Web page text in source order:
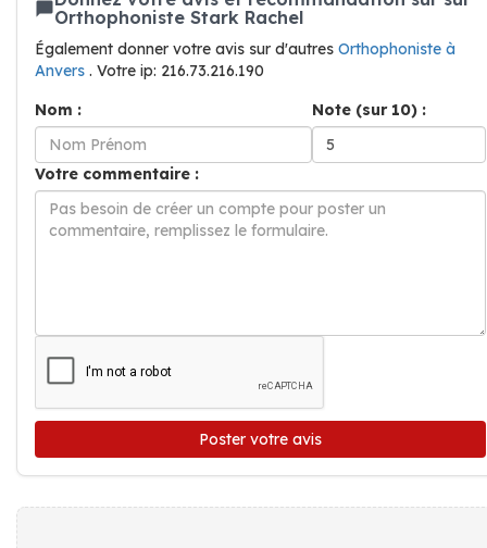
Orthophoniste Stark Rachel
Également donner votre avis sur d'autres Orthophoniste à
Anvers . Votre ip: 216.73.216.190
Nom :
Note (sur 10) :
Votre commentaire :
Poster votre avis